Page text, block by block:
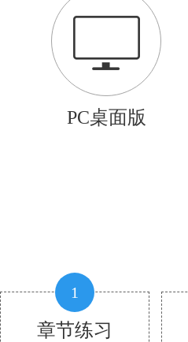
PC桌面版
1
章节练习